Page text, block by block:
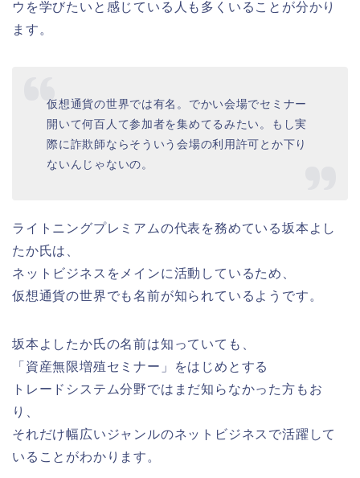
ウを学びたいと感じている人も多くいることが分かり
ます。
仮想通貨の世界では有名。でかい会場でセミナー
開いて何百人て参加者を集めてるみたい。もし実
際に詐欺師ならそういう会場の利用許可とか下り
ないんじゃないの。
ライトニングプレミアムの代表を務めている坂本よし
たか氏は、
ネットビジネスをメインに活動しているため、
仮想通貨の世界でも名前が知られているようです。
坂本よしたか氏の名前は知っていても、
「資産無限増殖セミナー」をはじめとする
トレードシステム分野ではまだ知らなかった方もお
り、
それだけ幅広いジャンルのネットビジネスで活躍して
いることがわかります。